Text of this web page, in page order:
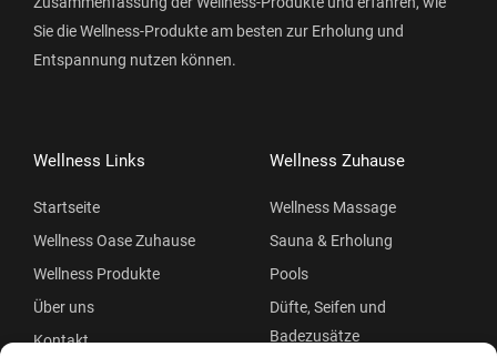
Sie die Wellness-Produkte am besten zur Erholung und
Entspannung nutzen können.
Wellness Links
Startseite
Wellness Oase Zuhause
Wellness Produkte
Über uns
Kontakt
Wellness Zuhause
Wellness Massage
Sauna & Erholung
Pools
Düfte, Seifen und
Badezusätze